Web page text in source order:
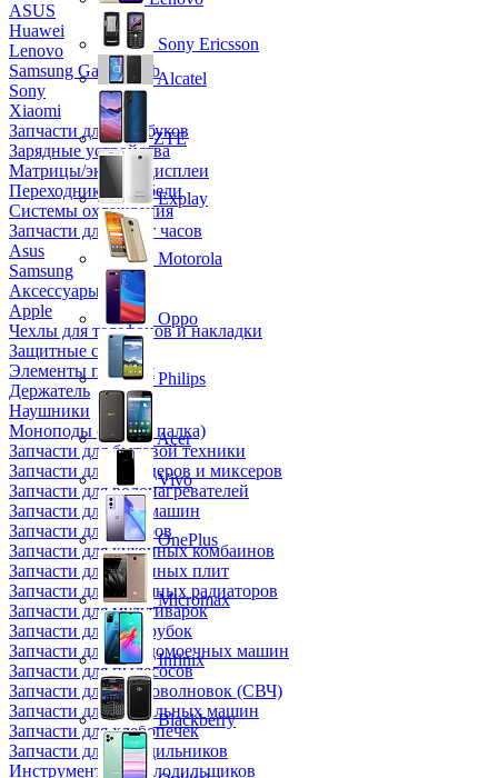
ASUS
Huawei
Lenovo
Samsung Galaxy Tab
Sony
Xiaomi
Запчасти для ноутбуков
Зарядные устройства
Матрицы/экраны/дисплеи
Переходники и кабели
Системы охлаждения
Запчасти для смарт часов
Asus
Samsung
Аксессуары
Apple
Чехлы для телефонов и накладки
Защитные стекла
Элементы питания
Держатель
Наушники
Моноподы (Селфи палка)
Запчасти для бытовой техники
Запчасти для блендеров и миксеров
Запчасти для водонагревателей
Запчасти для кофемашин
Запчасти для кулеров
Запчасти для кухонных комбаинов
Запчасти для кухонных плит
Запчасти для масляных радиаторов
Запчасти для мультиварок
Запчасти для мясорубок
Запчасти для посудомоечных машин
Запчасти для пылесосов
Запчасти для микроволновок (СВЧ)
Запчасти для стиральных машин
Запчасти для хлебопечек
Запчасти для холодильников
Инструмент для холодильщиков
Sony Ericsson
Alcatel
ZTE
Explay
Motorola
Oppo
Philips
Acer
Vivo
OnePlus
Micromax
Infinix
Blackberry